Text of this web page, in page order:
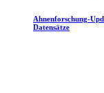
Ahnenforschung-
Datensätze